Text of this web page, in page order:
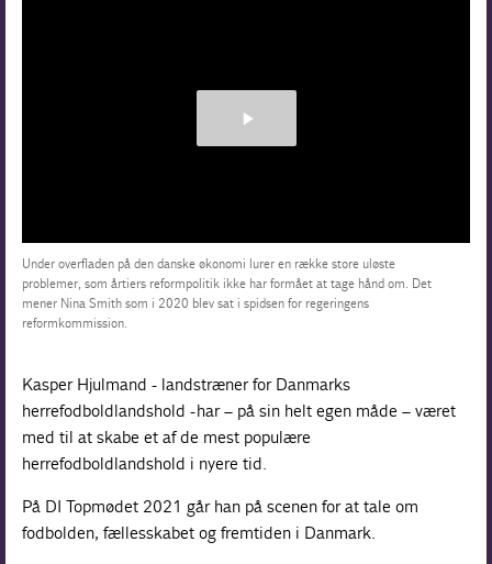
Under overfladen på den danske økonomi lurer en række store uløste
problemer, som årtiers reformpolitik ikke har formået at tage hånd om. Det
mener Nina Smith som i 2020 blev sat i spidsen for regeringens
reformkommission.
Kasper Hjulmand - landstræner for Danmarks
herrefodboldlandshold - har – på sin helt egen måde – været
med til at skabe et af de mest populære
herrefodboldlandshold i nyere tid.
På DI Topmødet 2021 går han på scenen for at tale om
fodbolden, fællesskabet og fremtiden i Danmark.